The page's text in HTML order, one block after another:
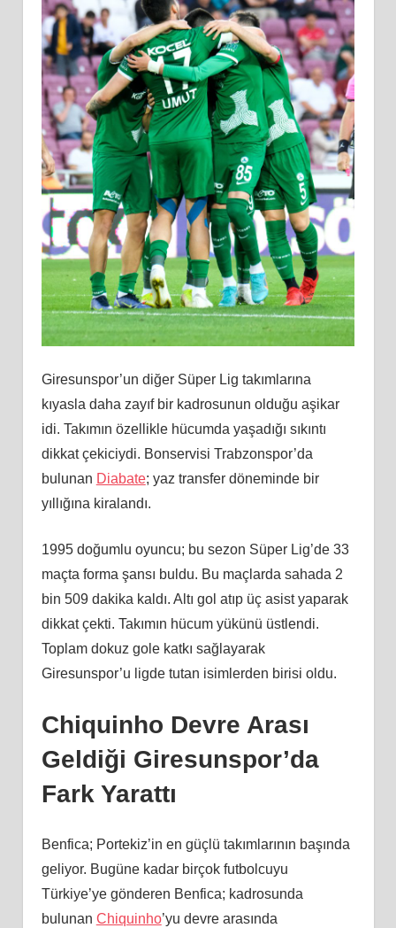
Giresunspor’un diğer Süper Lig takımlarına
kıyasla daha zayıf bir kadrosunun olduğu aşikar
idi. Takımın özellikle hücumda yaşadığı sıkıntı
dikkat çekiciydi. Bonservisi Trabzonspor’da
bulunan Diabate; yaz transfer döneminde bir
yıllığına kiralandı.
1995 doğumlu oyuncu; bu sezon Süper Lig’de 33
maçta forma şansı buldu. Bu maçlarda sahada 2
bin 509 dakika kaldı. Altı gol atıp üç asist yaparak
dikkat çekti. Takımın hücum yükünü üstlendi.
Toplam dokuz gole katkı sağlayarak
Giresunspor’u ligde tutan isimlerden birisi oldu.
Chiquinho Devre Arası
Geldiği Giresunspor’da
Fark Yarattı
Benfica; Portekiz’in en güçlü takımlarının başında
geliyor. Bugüne kadar birçok futbolcuyu
Türkiye’ye gönderen Benfica; kadrosunda
bulunan Chiquinho’yu devre arasında